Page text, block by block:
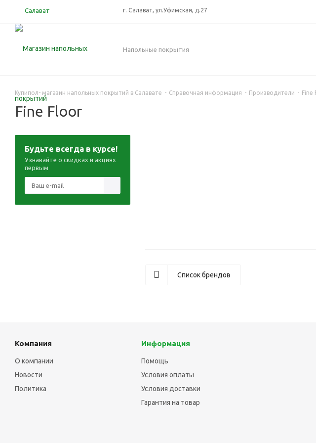
Салават г. Салават, ул.Уфимская, д.27
Напольные покрытия
Купипол- магазин напольных покрытий в Салавате - Справочная информация - Производители - Fine
Fine Floor
Список брендов
Будьте всегда в курсе!
Узнавайте о скидках и акциях
первым
Компания
О компании
Новости
Политика
Информация
Помощь
Условия оплаты
Условия доставки
Гарантия на товар